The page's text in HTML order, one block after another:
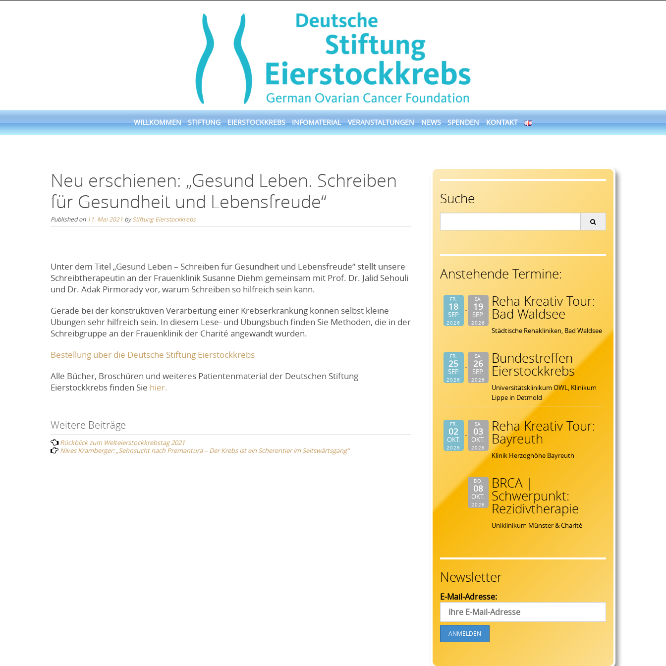
Skip
to
WILLKOMMEN STIFTUNG EIERSTOCKKREBS INFOMATERIAL VERANSTALTUNGEN NEWS SPENDEN KONTAKT
Neu erschienen: „Gesund Leben. Schreiben
für Gesundheit und Lebensfreude“
Published on 11. Mai 2021 byStiftung Eierstockkrebs
Unter dem Titel „Gesund Leben – Schreiben für Gesundheit und Lebensfreude“ stellt unsere
Schreibtherapeutin an der Frauenklinik Susanne Diehm gemeinsam mit Prof. Dr. Jalid Sehouli
und Dr. Adak Pirmorady vor, warum Schreiben so hilfreich sein kann.
Gerade bei der konstruktiven Verarbeitung einer Krebserkrankung können selbst kleine
Übungen sehr hilfreich sein. In diesem Lese- und Übungsbuch finden Sie Methoden, die in der
Schreibgruppe an der Frauenklinik der Charité angewandt wurden.
Bestellung über die Deutsche Stiftung Eierstockkrebs
Alle Bücher, Broschüren und weiteres Patientenmaterial der Deutschen Stiftung
Eierstockkrebs finden Sie hier.
Post
navigation
Weitere Beiträge
Rückblick zum Welteierstockkrebstag 2021
Nives Kramberger: „Sehnsucht nach Premantura – Der Krebs ist ein Scherentier im Seitswärtsgang“
Suche
Anstehende Termine:
FR.
18
SEP.
2026
SA.
19
SEP.
2026
Reha Kreativ Tour:
Bad Waldsee
Städtische Rehakliniken, Bad Waldsee
FR.
25
SEP.
2026
SA.
26
SEP.
2026
Bundestreffen
Eierstockkrebs
Universitätsklinikum OWL, Klinikum
Lippe in Detmold
FR.
02
OKT.
2026
SA.
03
OKT.
2026
Reha Kreativ Tour:
Bayreuth
Klinik Herzoghöhe Bayreuth
DO.
08
OKT.
2026
BRCA |
Schwerpunkt:
Rezidivtherapie
Uniklinikum Münster & Charité
Newsletter
E-Mail-Adresse: